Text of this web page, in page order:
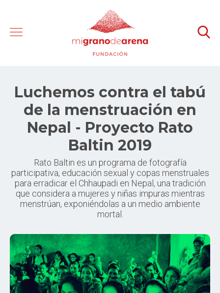
Luchemos contra el tabú
de la menstruación en
Nepal - Proyecto Rato
Baltin 2019
Rato Baltin es un programa de fotografía
participativa, educación sexual y copas menstruales
para erradicar el Chhaupadi en Nepal, una tradición
que considera a mujeres y niñas impuras mientras
menstrúan, exponiéndolas a un medio ambiente
mortal.